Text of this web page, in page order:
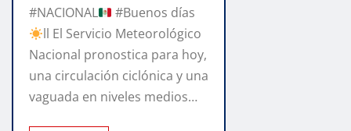
#NACIONAL
#Buenos días
ll El Servicio Meteorológico
Nacional pronostica para hoy,
una circulación ciclónica y una
vaguada en niveles medios…